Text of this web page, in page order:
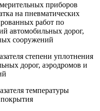
приборов
на пневматических
работ по
автомобильных дорог,
сооружений
степени уплотнения
дорог, аэродромов и
температуры
покрытия